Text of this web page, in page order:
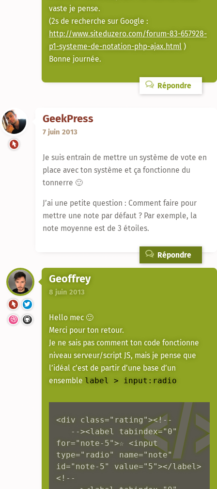
vaste je pense.
(2s de recherche sur Google :
http://www.siteduzero.com/forum-83-657928-
p1-systeme-de-notation-php-ajax.html )
Bonne journée.
Répondre
GeekPress
7 juin 2013
Je suis entrain de mettre un système de vote en
place avec ton système et ça fonctionne du
tonnerre 🙂
J’ai une petite question : Comment faire pour
mettre une note par défaut ? Par exemple, la
note moyenne est de 3 étoiles.
Répondre
Geoffrey
8 juin 2013
Hello mec 🙂
Merci pour ton retour.
Je ne sais pas comment ton code fonctionne
niveau serveur/script JS, mais je pense que
l’idéal c’est de partir d’une base d’un
ensemble label > input:radio
<div class="rating"><!--
for="note-5">☆ <input
type="radio" name="note"
id="note-5" value="5"></label>
<!--